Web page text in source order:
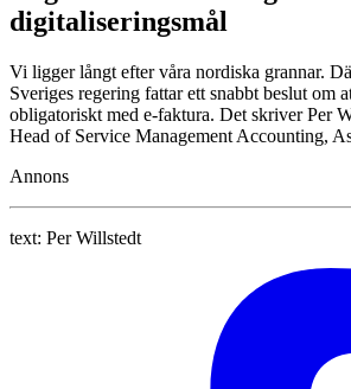
digitaliseringsmål
Vi ligger långt efter våra nordiska grannar.
Sveriges regering fattar ett snabbt beslut om
obligatoriskt med e-faktura. Det skriver Per
Head of Service Management Accounting,
Annons
text: Per Willstedt